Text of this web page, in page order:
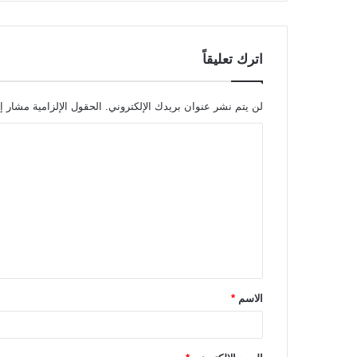
اترك تعليقاً
لن يتم نشر عنوان بريدك الإلكتروني. الحقول الإلزامية مشار
ق
*الاسم *